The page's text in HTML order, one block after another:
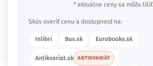
* aktuálne ceny sa môžu líšiť
Skús overiť cenu a dostupnosť na:
Inlibri Bux.sk Eurobooks.sk
Antikvariat.sk ANTIKVARIÁT